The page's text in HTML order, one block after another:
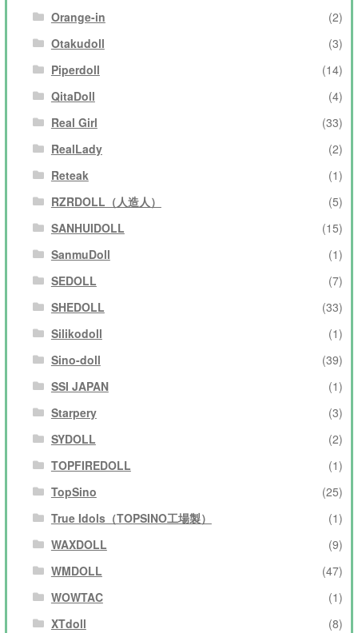
Orange-in
(2)
Otakudoll
(3)
Piperdoll
(14)
QitaDoll
(4)
Real Girl
(33)
RealLady
(2)
Reteak
(1)
RZRDOLL（人造人）
(5)
SANHUIDOLL
(15)
SanmuDoll
(1)
SEDOLL
(7)
SHEDOLL
(33)
Silikodoll
(1)
Sino-doll
(39)
SSI JAPAN
(1)
Starpery
(3)
SYDOLL
(2)
TOPFIREDOLL
(1)
TopSino
(25)
True Idols（TOPSINO工場製）
(1)
WAXDOLL
(9)
WMDOLL
(47)
WOWTAC
(1)
XTdoll
(8)